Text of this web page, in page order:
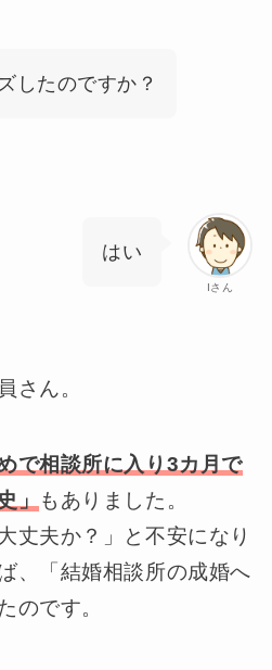
したのですか？
Iさん
はい
さん。
で相談所に入り3カ月で
」もありました。
丈夫か？」と不安になり
、「結婚相談所の成婚へ
のです。